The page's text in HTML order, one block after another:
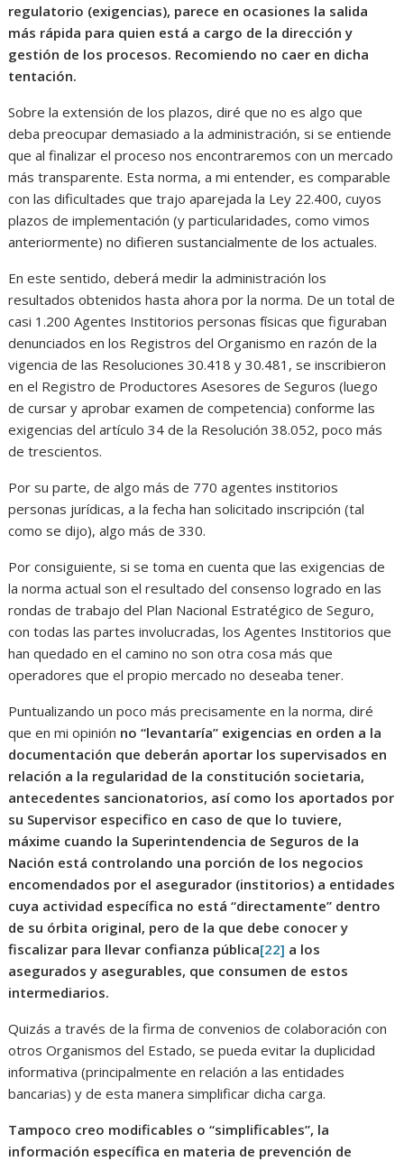
regulatorio (exigencias), parece en ocasiones la salida
más rápida para quien está a cargo de la dirección y
gestión de los procesos. Recomiendo no caer en dicha
tentación.
Sobre la extensión de los plazos, diré que no es algo que
deba preocupar demasiado a la administración, si se entiende
que al finalizar el proceso nos encontraremos con un mercado
más transparente. Esta norma, a mi entender, es comparable
con las dificultades que trajo aparejada la Ley 22.400, cuyos
plazos de implementación (y particularidades, como vimos
anteriormente) no difieren sustancialmente de los actuales.
En este sentido, deberá medir la administración los
resultados obtenidos hasta ahora por la norma. De un total de
casi 1.200 Agentes Institorios personas físicas que figuraban
denunciados en los Registros del Organismo en razón de la
vigencia de las Resoluciones 30.418 y 30.481, se inscribieron
en el Registro de Productores Asesores de Seguros (luego
de cursar y aprobar examen de competencia) conforme las
exigencias del artículo 34 de la Resolución 38.052, poco más
de trescientos.
Por su parte, de algo más de 770 agentes institorios
personas jurídicas, a la fecha han solicitado inscripción (tal
como se dijo), algo más de 330.
Por consiguiente, si se toma en cuenta que las exigencias de
la norma actual son el resultado del consenso logrado en las
rondas de trabajo del Plan Nacional Estratégico de Seguro,
con todas las partes involucradas, los Agentes Institorios que
han quedado en el camino no son otra cosa más que
operadores que el propio mercado no deseaba tener.
Puntualizando un poco más precisamente en la norma, diré
que en mi opinión no “levantaría” exigencias en orden a la
documentación que deberán aportar los supervisados en
relación a la regularidad de la constitución societaria,
antecedentes sancionatorios, así como los aportados por
su Supervisor especifico en caso de que lo tuviere,
máxime cuando la Superintendencia de Seguros de la
Nación está controlando una porción de los negocios
encomendados por el asegurador (institorios) a entidades
cuya actividad específica no está “directamente” dentro
de su órbita original, pero de la que debe conocer y
fiscalizar para llevar confianza pública[22] a los
asegurados y asegurables, que consumen de estos
intermediarios.
Quizás a través de la firma de convenios de colaboración con
otros Organismos del Estado, se pueda evitar la duplicidad
informativa (principalmente en relación a las entidades
bancarias) y de esta manera simplificar dicha carga.
Tampoco creo modificables o “simplificables”, la
información específica en materia de prevención de